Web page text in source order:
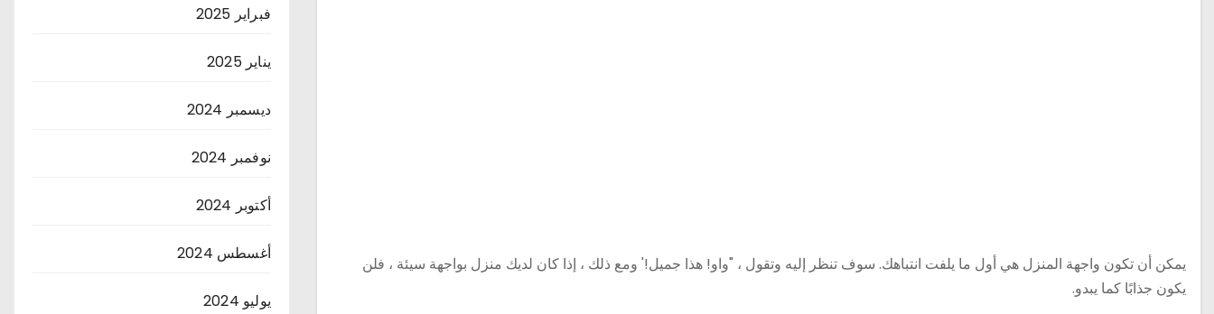
يمكن أن تكون واجهة المنزل هي أول ما يلفت انتباهك. سوف تنظر إليه وتقول ، "واو! هذا جميل!' ومع ذلك ، إذا كان لديك منزل بواجهة سيئة ، فلن
يكون جذابًا كما يبدو.
فبراير 2025
يناير 2025
ديسمبر 2024
نوفمبر 2024
أكتوبر 2024
أغسطس 2024
يوليو 2024